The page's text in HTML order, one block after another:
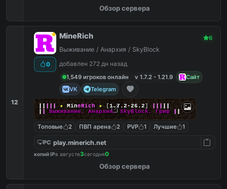
Обзор сервера
12
0
MineRich 6
Выживание / Анархия / SkyBlock
добавлен 272 дн назад
1,549 игроков онлайн
v 1.7.2 - 1.21.9
Сайт
VK
Telegram
★ MineRic h ★ [1.7.2-26.2] |
| Выживание, Анархия, SkyBlock, Гриф | |
Топовые 2 ПВП арена 2 PVP 1 Лучшие 1
PC play.minerich.net
копий IPв августе3сегодня0
Обзор сервера